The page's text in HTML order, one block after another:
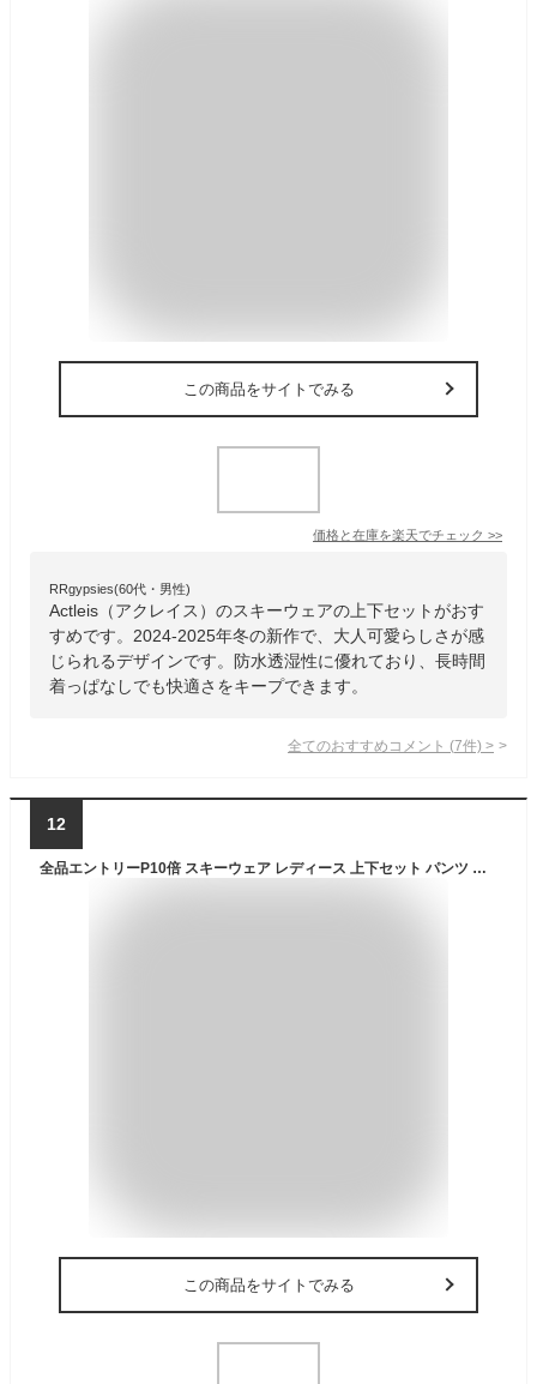
この商品をサイトでみる
価格と在庫を楽天でチェック >>
RRgypsies(60代・男性)
Actleis（アクレイス）のスキーウェアの上下セットがおす
すめです。2024-2025年冬の新作で、大人可愛らしさが感
じられるデザインです。防水透湿性に優れており、長時間
着っぱなしでも快適さをキープできます。
全てのおすすめコメント (7件) >
12
全品エントリーP10倍 スキーウェア レディース 上下セット パンツ ジャケット ボード ウェア スノボ ウェア スノーボードウェア ウェア スノー ウェア ウエア おしゃれ かわいい 下 スノーボード スキー アウトドア 保温 中綿 撥水 防風 防寒 着 耐水 ICSKI-827 《LDY》
この商品をサイトでみる